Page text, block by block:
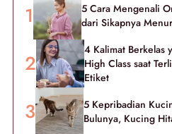
5 Cara Mengenali
dari Sikapnya
4 Kalimat Berkelas
High Class saat
Etiket
5 Kepribadian
Bulunya, Kucing